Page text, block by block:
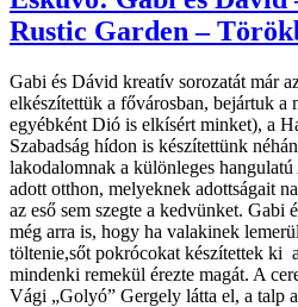
Rustic Garden –
Gabi és Dávid kreatív sorozatát már
elkészítettük a fővárosban, bejártuk a
egyébként Dió is elkísért minket), a
Szabadság hídon is készítettünk
lakodalomnak a különleges
adott otthon, melyeknek adottságait
az eső sem szegte a kedvünket. Gabi
még arra is, hogy ha valakinek
töltenie,sőt pokrócokat készítettek ki
mindenki remekül érezte magát. A
Vági „Golyó” Gergely látta el, a talp